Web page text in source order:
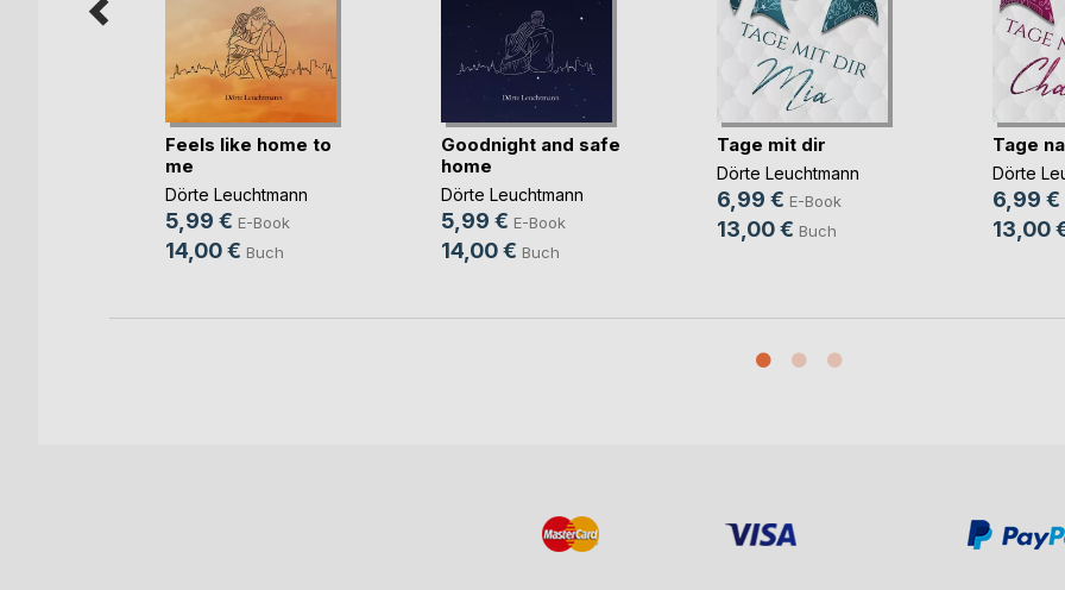
Feels like home to
me
Dörte Leuchtmann
5,99 € E-Book
14,00 € Buch
Goodnight and safe
home
Dörte Leuchtmann
5,99 € E-Book
14,00 € Buch
Tage mit dir
Dörte Leuchtmann
6,99 € E-Book
13,00 € Buch
Tage
Dörte
6,99 €
13,00